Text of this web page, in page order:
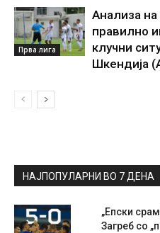
Прва лига
Анализа
правилно
клучни
Шкендија
НАЈПОПУЛАРНИ ВО 7 ДЕНА
„Епски
Загреб со